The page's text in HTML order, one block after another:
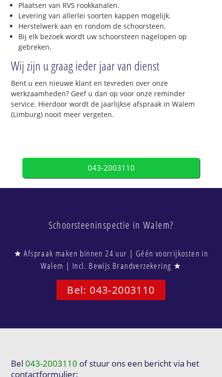
Plaatsen van RVS rookkanalen.
Levering van allerlei soorten kappen mogelijk.
Herstelwerk aan en rondom de schoorsteen.
Bij elk bezoek wordt uw schoorsteen nagelopen op
gebreken.
Wij zijn u graag ieder jaar van dienst
Bent u een nieuwe klant en tevreden over onze
werkzaamheden? Geef u dan op voor onze reminder
service. Hierdoor wordt de jaarlijkse afspraak in Walem
(Limburg) nooit meer vergeten.
043-2003110
Schoorsteeninspectie in Walem?
★ Afspraak maken binnen 24 uur | Géén voorrijkosten in
Walem | Incl. Bewijs Brandverzekering ★
Bel: 043-2003110
Bel043-2003110 of stuur ons een bericht via het
contactformulier: